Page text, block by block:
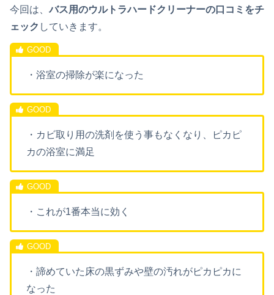
今回は、バス用のウルトラハードクリーナーの口コミをチ
ェック していきます。
・浴室の掃除が楽になった
・カビ取り用の洗剤を使う事もなくなり、ピカピ
カの浴室に満足
・これが1番本当に効く
・諦めていた床の黒ずみや壁の汚れがピカピカに
なった